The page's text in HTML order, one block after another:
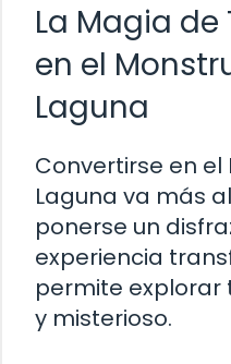
La Magia
en el
Laguna
Convertirse en el
Laguna va más
ponerse un
experiencia
permite explorar
y misterioso.